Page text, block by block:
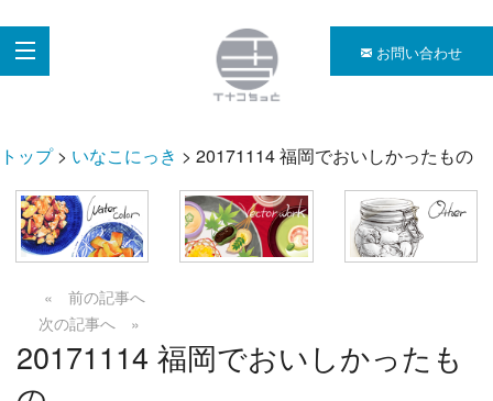
お問い合わせ
トップ> いなこにっき > 20171114 福岡でおいしかったもの
« 前の記事へ
次の記事へ »
20171114 福岡でおいしかったも